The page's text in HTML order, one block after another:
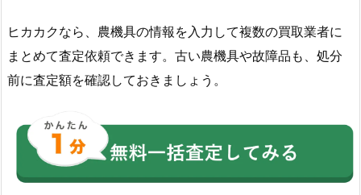
ヒカカクなら、農機具の情報を入力して複数の買取業者に
まとめて査定依頼できます。古い農機具や故障品も、処分
前に査定額を確認しておきましょう。